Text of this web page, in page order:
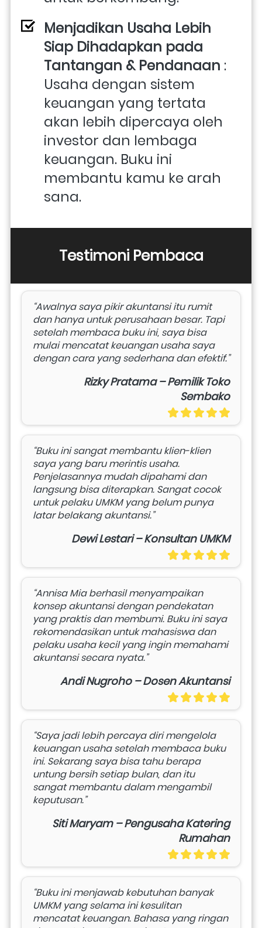
Menjadikan Usaha Lebih
Siap Dihadapkan pada
Tantangan & Pendanaan :
Usaha dengan sistem
keuangan yang tertata
akan lebih dipercaya oleh
investor dan lembaga
keuangan. Buku ini
membantu kamu ke arah
sana.
Testimoni Pembaca
“Awalnya saya pikir akuntansi itu rumit
dan hanya untuk perusahaan besar. Tapi
setelah membaca buku ini, saya bisa
mulai mencatat keuangan usaha saya
dengan cara yang sederhana dan efektif.”
Rizky Pratama – Pemilik Toko
Sembako
“Buku ini sangat membantu klien-klien
saya yang baru merintis usaha.
Penjelasannya mudah dipahami dan
langsung bisa diterapkan. Sangat cocok
untuk pelaku UMKM yang belum punya
latar belakang akuntansi.”
Dewi Lestari – Konsultan UMKM
“Annisa Mia berhasil menyampaikan
konsep akuntansi dengan pendekatan
yang praktis dan membumi. Buku ini saya
rekomendasikan untuk mahasiswa dan
pelaku usaha kecil yang ingin memahami
akuntansi secara nyata.”
Andi Nugroho – Dosen Akuntansi
“Saya jadi lebih percaya diri mengelola
keuangan usaha setelah membaca buku
ini. Sekarang saya bisa tahu berapa
untung bersih setiap bulan, dan itu
sangat membantu dalam mengambil
keputusan.”
Siti Maryam – Pengusaha Katering
Rumahan
“Buku ini menjawab kebutuhan banyak
UMKM yang selama ini kesulitan
mencatat keuangan. Bahasa yang ringan